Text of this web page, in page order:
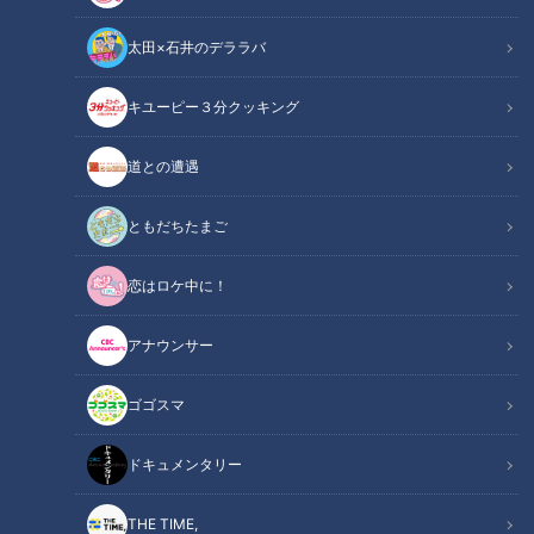
太田×石井のデララバ
キユーピー３分クッキング
道との遭遇
ともだちたまご
恋はロケ中に！
アナウンサー
ゴゴスマ
ドキュメンタリー
THE TIME,
CBCテレビ『チャント！』マヂ学校に向かいます
この記事の画像（全9枚）